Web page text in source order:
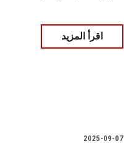
اقرأ المزيد
2025-09-07